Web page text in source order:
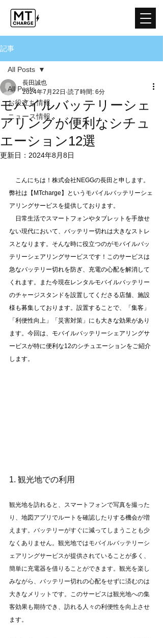
記事
All Posts
お役立ち情報
ニュース情報
All Posts
モバイルバッテリーシェ
アリングが便利なシチュ
エーション12選
長田誠也
2024年7月22日 読了時間: 6分
更新日： 2024年8月8日
こんにちは！株式会社NEGGの長田と申します。
弊社は【MTcharge】というモバイルバッテリーシェ
アリングサービスを提供しております。
日常生活でスマートフォンやタブレットを手放せ
ない現代において、バッテリー切れは大きなストレ
スとなります。そんな時に役立つのがモバイルバッ
テリーシェアリングサービスです！このサービスは
急なバッテリー切れを防ぎ、充電の心配を解消して
くれます。また今現在レンタルモバイルバッテリー
のチャージスタンドを設置してくださる店舗、施設
様も募集しております。設置することで、「集客」
「利便性向上」「災害対策」にも大きな効果があり
ます。今回は、モバイルバッテリーシェアリングサ
ービスが特に便利な12のシチュエーションをご紹介
します。
1. 観光地での利用
観光地を訪れると、スマートフォンで写真を撮った
り、地図アプリでルートを確認したりする機会が増
えます。バッテリーがすぐに減ってしまうことも少
なくありません。観光地ではモバイルバッテリーシ
ェアリングサービスが提供されていることが多く、
簡単に充電器を借りることができます。観光を楽し
みながら、バッテリー切れの心配をせずに済むのは
大きなメリットです。このサービスは観光地への集
客効果も期待でき、訪れる人々の利便性を向上させ
ます。